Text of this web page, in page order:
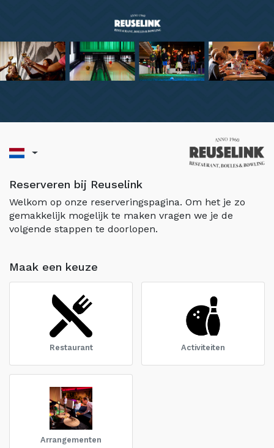
Reserveren bij Reuselink
Welkom op onze reserveringspagina. Om het je zo
gemakkelijk mogelijk te maken vragen we je de
volgende stappen te doorlopen.
Maak een keuze
Restaurant Activiteiten
Arrangementen